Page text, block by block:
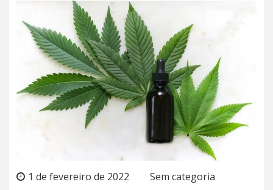
1 de fevereiro de 2022
Sem categoria